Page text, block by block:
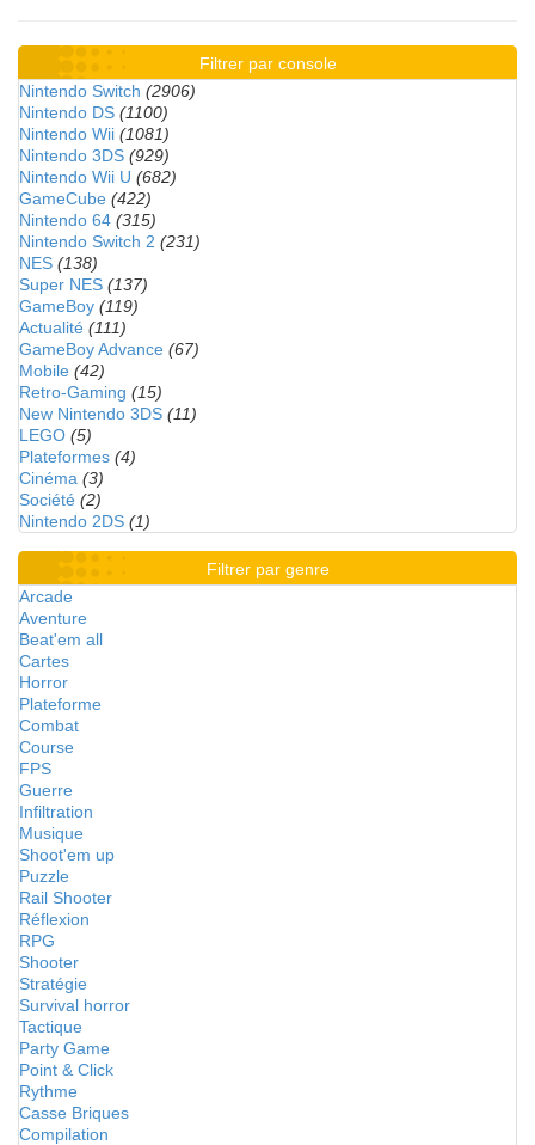
Filtrer par console
Nintendo Switch (2906)
Nintendo DS (1100)
Nintendo Wii (1081)
Nintendo 3DS (929)
Nintendo Wii U (682)
GameCube (422)
Nintendo 64 (315)
Nintendo Switch 2 (231)
NES (138)
Super NES (137)
GameBoy (119)
Actualité (111)
GameBoy Advance (67)
Mobile (42)
Retro-Gaming (15)
New Nintendo 3DS (11)
LEGO (5)
Plateformes (4)
Cinéma (3)
Société (2)
Nintendo 2DS (1)
Filtrer par genre
Arcade
Aventure
Beat'em all
Cartes
Horror
Plateforme
Combat
Course
FPS
Guerre
Infiltration
Musique
Shoot'em up
Puzzle
Rail Shooter
Réflexion
RPG
Shooter
Stratégie
Survival horror
Tactique
Party Game
Point & Click
Rythme
Casse Briques
Compilation